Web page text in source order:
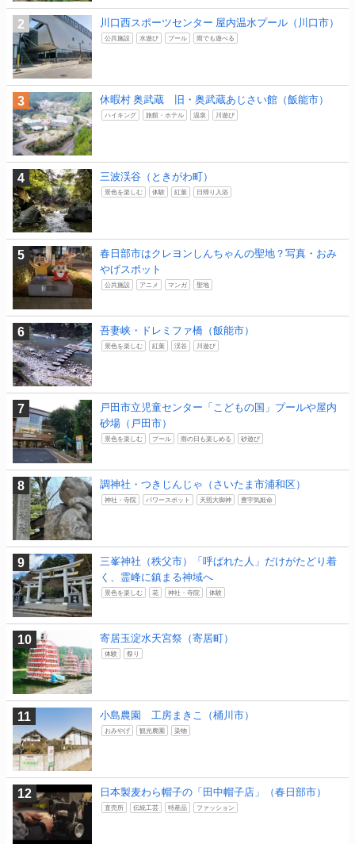
川口西スポーツセンター 屋内温水プール（川口市）
公共施設 水遊び プール 雨でも遊べる
休暇村 奥武蔵 旧・奥武蔵あじさい館（飯能市）
ハイキング 旅館・ホテル 温泉 川遊び
三波渓谷（ときがわ町）
景色を楽しむ 体験 紅葉 日帰り入浴
春日部市はクレヨンしんちゃんの聖地？写真・おみ
やげスポット
公共施設 アニメ マンガ 聖地
吾妻峡・ドレミファ橋（飯能市）
景色を楽しむ 紅葉 渓谷 川遊び
戸田市立児童センター「こどもの国」プールや屋内
砂場（戸田市）
景色を楽しむ プール 雨の日も楽しめる 砂遊び
調神社・つきじんじゃ（さいたま市浦和区）
神社・寺院 パワースポット 天照大御神 豊宇気姫命
三峯神社（秩父市）「呼ばれた人」だけがたどり着
く、霊峰に鎮まる神域へ
景色を楽しむ 花 神社・寺院 体験
寄居玉淀水天宮祭（寄居町）
体験 祭り
小島農園 工房まきこ（桶川市）
おみやげ 観光農園 染物
日本製麦わら帽子の「田中帽子店」（春日部市）
直売所 伝統工芸 特産品 ファッション